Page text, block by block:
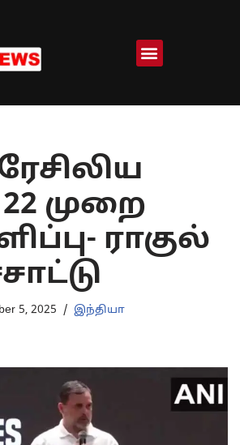
முறை
ராகுல்
5, 2025 இந்தியா